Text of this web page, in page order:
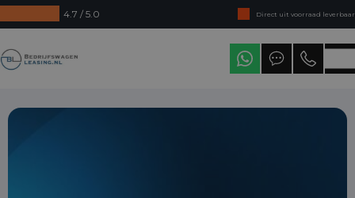
4.7 / 5.0
Direct uit voorraad leverbaar
Levering in heel Nederland